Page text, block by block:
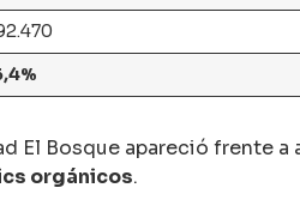
El Bosque apareció frente
orgánicos.